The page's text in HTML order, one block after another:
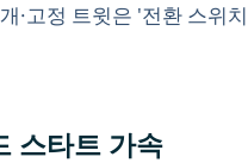
·고정 트윗은 '전환 스위
스타트 가속